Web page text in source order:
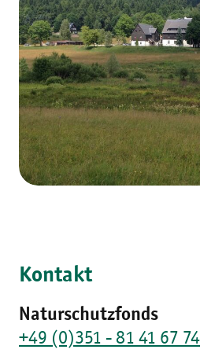
Kontakt
Naturschutzfonds
+49 (0)351 - 81 41 67 74